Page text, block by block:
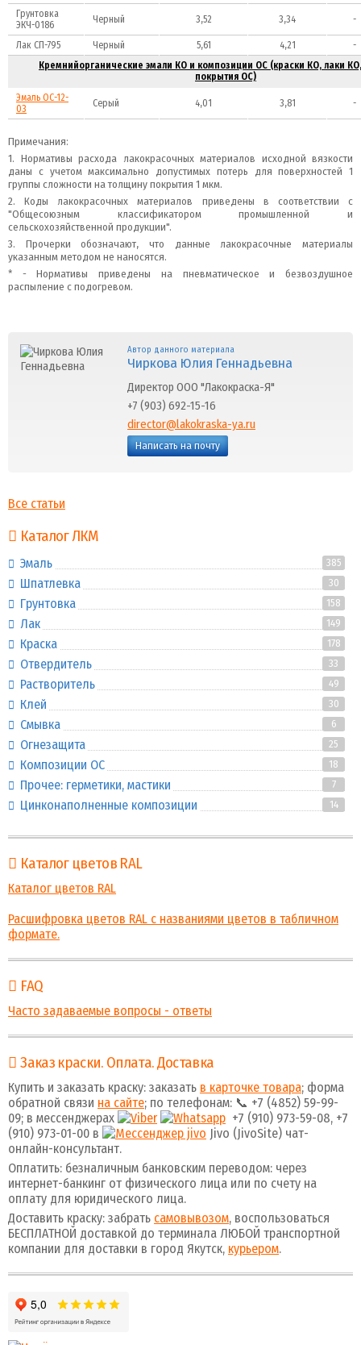
Грунтовка
ЭКЧ-0186
Черный 3,52 3,34 -
Лак СП-795 Черный 5,61 4,21
-
Кремнийорганические эмали КО и композиции ОС (краски КО, лаки
покрытия ОС)
Эмаль ОС-12-
03
Серый 4,01 3,81 -
Примечания:
1. Нормативы расхода лакокрасочных материалов исходной вязкости
даны с учетом максимально допустимых потерь для поверхностей 1
группы сложности на толщину покрытия 1 мкм.
2. Коды лакокрасочных материалов приведены в соответствии с
"Общесоюзным классификатором промышленной и
сельскохозяйственной продукции".
3. Прочерки обозначают, что данные лакокрасочные материалы
указанным методом не наносятся.
* - Нормативы приведены на пневматическое и безвоздушное
распыление с подогревом.
Автор данного материала
Чиркова Юлия Геннадьевна
Директор ООО "Лакокраска-Я"
+7 (903) 692-15-16
director@lakokraska-ya.ru
Написать на почту
Все статьи
Каталог ЛКМ
Эмаль 385
Шпатлевка 30
Грунтовка 158
Лак 149
Краска 178
Отвердитель 33
Растворитель 49
Клей 30
Смывка 6
Огнезащита 25
Композиции ОС 18
Прочее: герметики, мастики 7
Цинконаполненные композиции 14
Каталог цветов RAL
Каталог цветов RAL
Расшифровка цветов RAL с названиями цветов в табличном
формате.
FAQ
Часто задаваемые вопросы - ответы
Заказ краски. Оплата. Доставка
Купить и заказать краску: заказать в карточке товара; форма
обратной связи на сайте; по телефонам: 📞 +7 (4852) 59-99-
09; в мессенджерах
+7 (910) 973-59-08, +7
(910) 973-01-00 в
Jivo (JivoSite) чат-
онлайн-консультант.
Оплатить: безналичным банковским переводом: через
интернет-банкинг от физического лица или по счету на
оплату для юридического лица.
Доставить краску: забрать самовывозом, воспользоваться
БЕСПЛАТНОЙ доставкой до терминала ЛЮБОЙ транспортной
компании для доставки в город Якутск, курьером.